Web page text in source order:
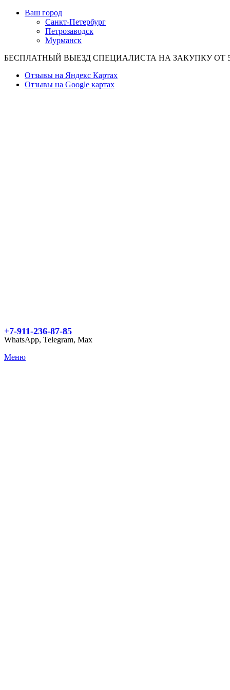
Ваш город
Санкт-Петербург
Петрозаводск
Мурманск
БЕСПЛАТНЫЙ ВЫЕЗД СПЕЦИАЛИСТА НА ЗАКУПКУ ОТ
Отзывы на Яндекс Картах
Отзывы на Google картах
+7-911-236-87-85
WhatsApp, Telegram, Max
Меню